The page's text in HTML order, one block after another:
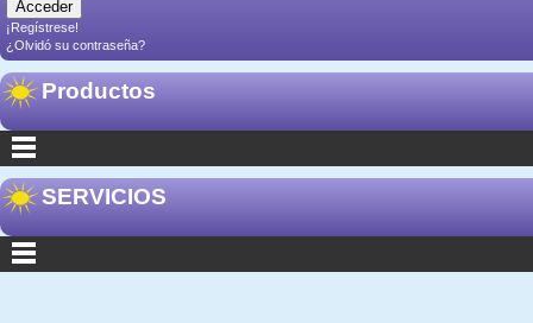
¡Regístrese!
¿Olvidó su contraseña?
Productos
SERVICIOS